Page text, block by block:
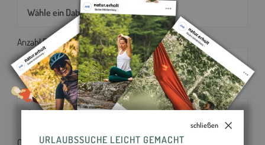
Anzahl Erwachsene*
1
Anzahl Kinder (unter 12 Jahre)*
0
schließen
URLAUBSSUCHE LEICHT GEMACHT